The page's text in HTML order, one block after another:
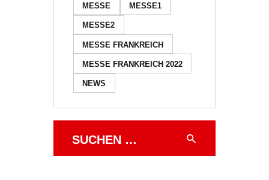
MESSE MESSE1
MESSE2
MESSE FRANKREICH
MESSE FRANKREICH 2022
NEWS
Suchen